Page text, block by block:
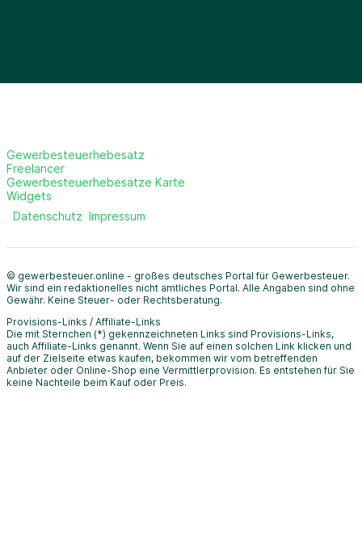
Gewerbesteuerhebesatz
Freelancer
Gewerbesteuerhebesätze Karte
Widgets
Datenschutz Impressum
© gewerbesteuer.online - großes deutsches Portal für Gewerbesteuer.
Wir sind ein redaktionelles nicht amtliches Portal. Alle Angaben sind ohne
Gewähr. Keine Steuer- oder Rechtsberatung.
Provisions-Links / Affiliate-Links
Die mit Sternchen (*) gekennzeichneten Links sind Provisions-Links,
auch Affiliate-Links genannt. Wenn Sie auf einen solchen Link klicken und
auf der Zielseite etwas kaufen, bekommen wir vom betreffenden
Anbieter oder Online-Shop eine Vermittlerprovision. Es entstehen für Sie
keine Nachteile beim Kauf oder Preis.